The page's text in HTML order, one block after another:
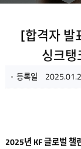
[합격자 발
싱크
등록일
2025년 KF 글로벌 챌